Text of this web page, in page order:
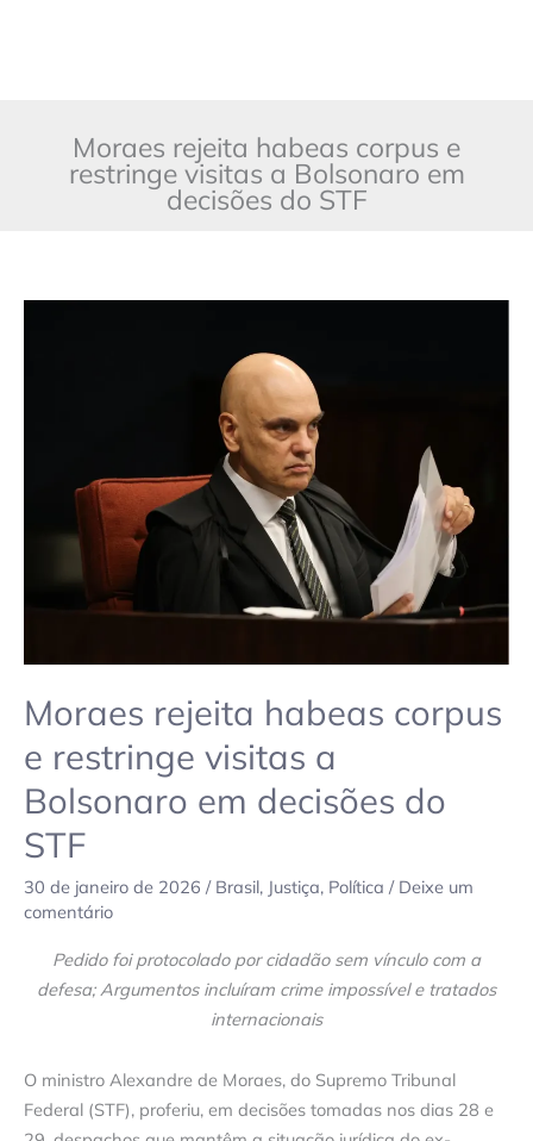
Moraes rejeita habeas corpus e
restringe visitas a Bolsonaro em
decisões do STF
Moraes rejeita habeas corpus
e restringe visitas a
Bolsonaro em decisões do
STF
30 de janeiro de 2026 / Brasil, Justiça, Política / Deixe um
comentário
Pedido foi protocolado por cidadão sem vínculo com a
defesa; Argumentos incluíram crime impossível e tratados
internacionais
O ministro Alexandre de Moraes, do Supremo Tribunal
Federal (STF), proferiu, em decisões tomadas nos dias 28 e
Bolsonaro
STF